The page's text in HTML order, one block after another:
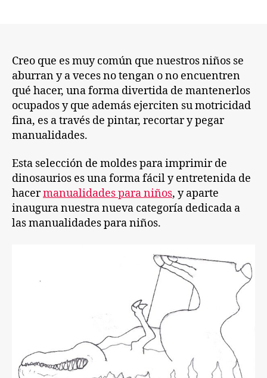
Creo que es muy común que nuestros niños se
aburran y a veces no tengan o no encuentren
qué hacer, una forma divertida de mantenerlos
ocupados y que además ejerciten su motricidad
fina, es a través de pintar, recortar y pegar
manualidades.
Esta selección de moldes para imprimir de
dinosaurios es una forma fácil y entretenida de
hacermanualidades para niños, y aparte
inaugura nuestra nueva categoría dedicada a
las manualidades para niños.